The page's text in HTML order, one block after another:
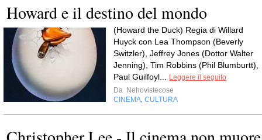
Howard e il destino del mondo
(Howard the Duck) Regia di Willard
Huyck con Lea Thompson (Beverly
Switzler), Jeffrey Jones (Dottor Walter
Jenning), Tim Robbins (Phil Blumburtt),
Paul Guilfoyl...
Leggere il seguito
Da Nehovistecose
CINEMA CULTURA